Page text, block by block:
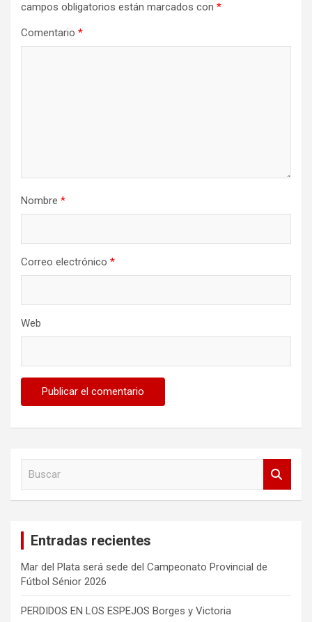
campos obligatorios están marcados con *
Comentario *
Nombre *
Correo electrónico *
Web
Entradas recientes
Mar del Plata será sede del Campeonato Provincial de
Fútbol Sénior 2026
PERDIDOS EN LOS ESPEJOS Borges y Victoria